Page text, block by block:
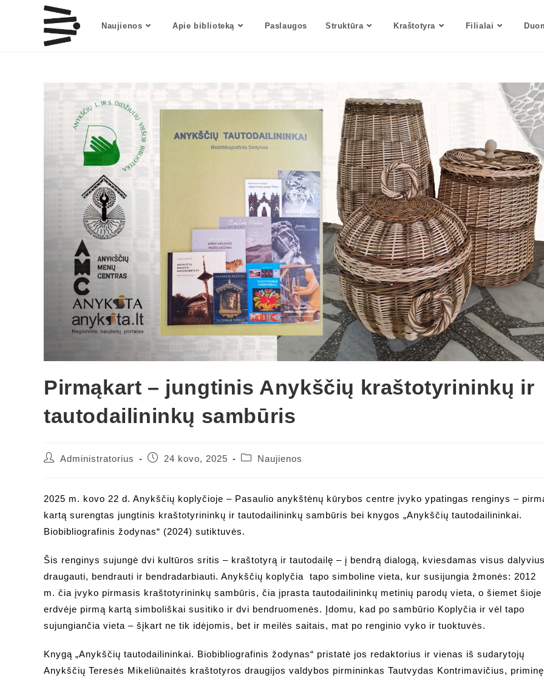
Naujienos Apie biblioteką Paslaugos Struktūra Kraštotyra Filialai
Pirmąkart – jungtinis Anykščių kraštotyrininkų ir
tautodailininkų sambūris
PostAdministratorius
Post24 kovo, 2025
PostNaujienos
2025 m. kovo 22 d. Anykščių koplyčioje – Pasaulio anykštėnų kūrybos centre įvyko ypatingas renginys –
kartą surengtas jungtinis kraštotyrininkų ir tautodailininkų sambūris bei knygos „Anykščių tautodailininkai.
Biobibliografinis žodynas“ (2024) sutiktuvės.
Šis renginys sujungė dvi kultūros sritis – kraštotyrą ir tautodailę – į bendrą dialogą, kviesdamas visus
draugauti, bendrauti ir bendradarbiauti. Anykščių koplyčia tapo simboline vieta, kur susijungia žmonės: 2012
m. čia įvyko pirmasis kraštotyrininkų sambūris, čia įprasta tautodailininkų metinių parodų vieta, o šiemet šioje
erdvėje pirmą kartą simboliškai susitiko ir dvi bendruomenės. Įdomu, kad po sambūrio Koplyčia ir vėl tapo
sujungiančia vieta – šįkart ne tik idėjomis, bet ir meilės saitais, mat po renginio vyko ir tuoktuvės.
Knygą „Anykščių tautodailininkai. Biobibliografinis žodynas“ pristatė jos redaktorius ir vienas iš sudarytojų
Anykščių Teresės Mikeliūnaitės kraštotyros draugijos valdybos pirmininkas Tautvydas Kontrimavičius,